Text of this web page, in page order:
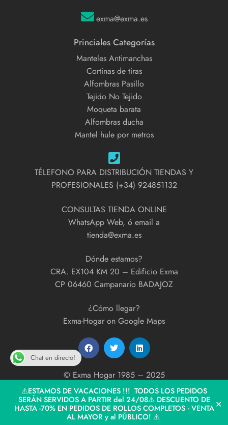
⚠️ESTAMOS DE VACACIONES !!! TODOS LOS PEDIDOS
SERÁN SERVIDOS A PARTIR del 24/08⚠️ DESCUENTO DE
HASTA -70% EN PEDIDOS DE ROLLOS COMPLETOS · VENTA
AL MAYOR y al PÚBLICO! ⚠️
✕
exma@exma.es
Princiales Categorías
Manteles Antimanchas
Cortinas de tiras
Alfombras Pasillo
Tejido No Tejido
Moqueta barata
Alfombras ducha
Mantel hule por metros
TÉLEFONO PARA DISTRIBUCIÓN TIENDAS Y
PROFESIONALES (+34) 924851132
CONSULTAS TIENDA ONLINE
WhatsApp Web, ó email a
tienda@exma.es
Dónde estamos?
CRA. EX104 KM 20 – Edificio Exma
CP 06460 Campanario BADAJOZ
¿Cómo llegar?
Exma-Hogar on Google Maps
© Exma Hogar 1985 – 2025
developed by ExmaPrint!
Chat en directo!